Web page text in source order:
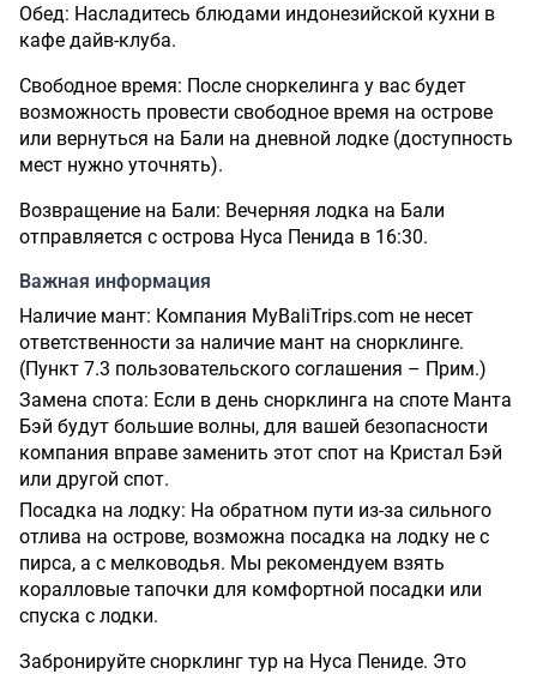
Обед: Насладитесь блюдами индонезийской кухни в
кафе дайв-клуба.
Свободное время: После сноркелинга у вас будет
возможность провести свободное время на острове
или вернуться на Бали на дневной лодке (доступность
мест нужно уточнять).
Возвращение на Бали: Вечерняя лодка на Бали
отправляется с острова Нуса Пенида в 16:30.
Важная информация
Наличие мант: Компания MyBaliTrips.com не несет
ответственности за наличие мант на снорклинге.
(Пункт 7.3 пользовательского соглашения – Прим.)
Замена спота: Если в день снорклинга на споте Мантa
Бэй будут большие волны, для вашей безопасности
компания вправе заменить этот спот на Кристал Бэй
или другой спот.
Посадка на лодку: На обратном пути из-за сильного
отлива на острове, возможна посадка на лодку не с
пирса, а с мелководья. Мы рекомендуем взять
коралловые тапочки для комфортной посадки или
спуска с лодки.
Забронируйте снорклинг тур на Нуса Пениде. Это